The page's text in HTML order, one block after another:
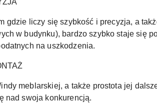
gdzie liczy się szybkość i precyzja, a
w budynku), bardzo szybko staje się
na uszkodzenia.
meblarskiej, a także prostota jej
nad swoja konkurencją.